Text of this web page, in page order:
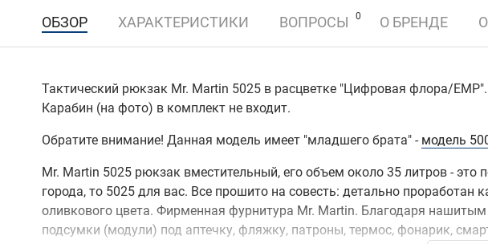
ОБЗОР ХАРАКТЕРИСТИКИ ВОПРОСЫ 0 О БРЕНДЕ
Тактический рюкзак Mr. Martin 5025 в расцветке "Цифровая флора/
Карабин (на фото) в комплект не входит.
Обратите внимание! Данная модель имеет "младшего брата" - модель
Mr. Martin 5025 рюкзак вместительный, его объем около 35 литров -
города, то 5025 для вас. Все прошито на совесть: детально
оливкового цвета. Фирменная фурнитура Mr. Martin. Благодаря
подсумки (модули) под аптечку, фляжку, патроны, термос, фонарик,